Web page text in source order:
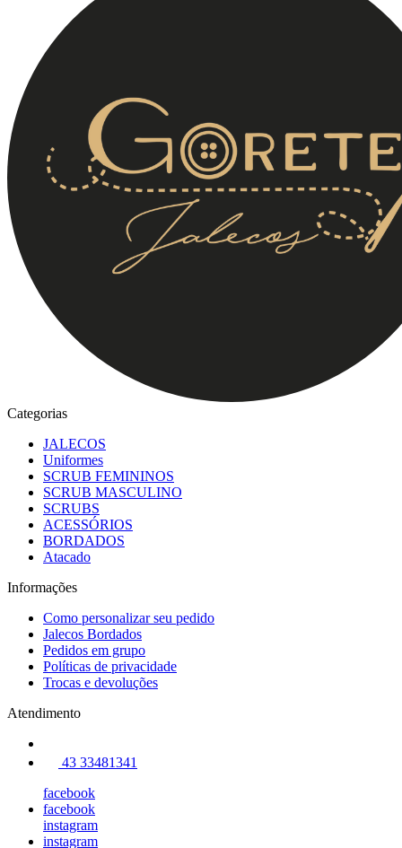
Categorias
JALECOS
Uniformes
SCRUB FEMININOS
SCRUB MASCULINO
SCRUBS
ACESSÓRIOS
BORDADOS
Atacado
Informações
Como personalizar seu pedido
Jalecos Bordados
Pedidos em grupo
Políticas de privacidade
Trocas e devoluções
Atendimento
43 33481341
facebook
facebook
instagram
instagram